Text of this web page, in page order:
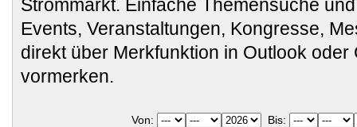
Strommarkt. Einfache Themensuche
Events, Veranstaltungen, Kongresse,
direkt über Merkfunktion in Outlook oder
vormerken.
Von: Bis: